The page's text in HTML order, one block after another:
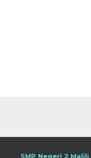
SMP Negeri 2 Malili